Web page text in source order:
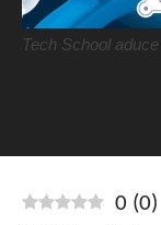
Tech School
0 (0)